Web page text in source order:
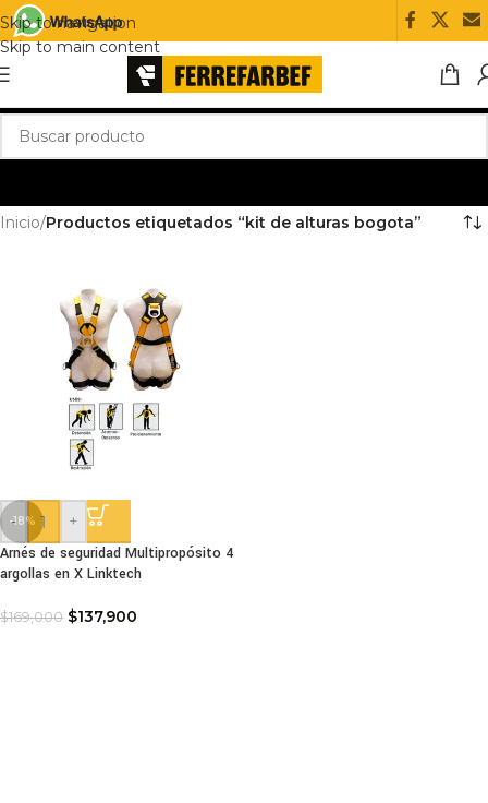
Skip to navigation
Skip to main content
Inicio/Productos etiquetados “kit de alturas bogota”
-18%
-
+
Arnés de seguridad Multipropósito 4
argollas en X Linktech
$169,000 $137,900